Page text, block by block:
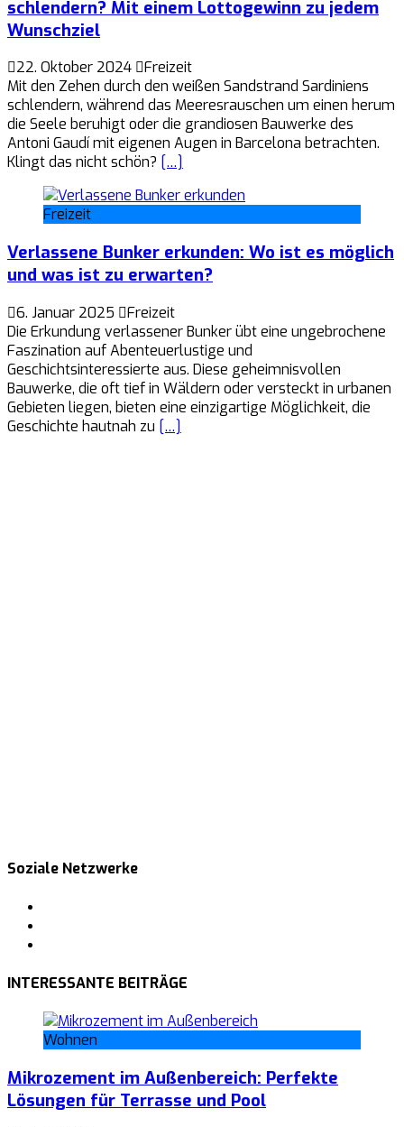
schlendern? Mit einem Lottogewinn zu jedem
Wunschziel
22. Oktober 2024
Freizeit
Mit den Zehen durch den weißen Sandstrand Sardiniens
schlendern, während das Meeresrauschen um einen herum
die Seele beruhigt oder die grandiosen Bauwerke des
Antoni Gaudí mit eigenen Augen in Barcelona betrachten.
Klingt das nicht schön? […]
Freizeit
Verlassene Bunker erkunden: Wo ist es möglich
und was ist zu erwarten?
6. Januar 2025
Freizeit
Die Erkundung verlassener Bunker übt eine ungebrochene
Faszination auf Abenteuerlustige und
Geschichtsinteressierte aus. Diese geheimnisvollen
Bauwerke, die oft tief in Wäldern oder versteckt in urbanen
Gebieten liegen, bieten eine einzigartige Möglichkeit, die
Geschichte hautnah zu […]
Soziale Netzwerke
INTERESSANTE BEITRÄGE
Wohnen
Mikrozement im Außenbereich: Perfekte
Lösungen für Terrasse und Pool